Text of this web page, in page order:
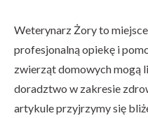
Weterynarz Żory to
profesjonalną opiekę i
zwierząt domowych mogą
doradztwo w zakresie
artykule przyjrzymy się